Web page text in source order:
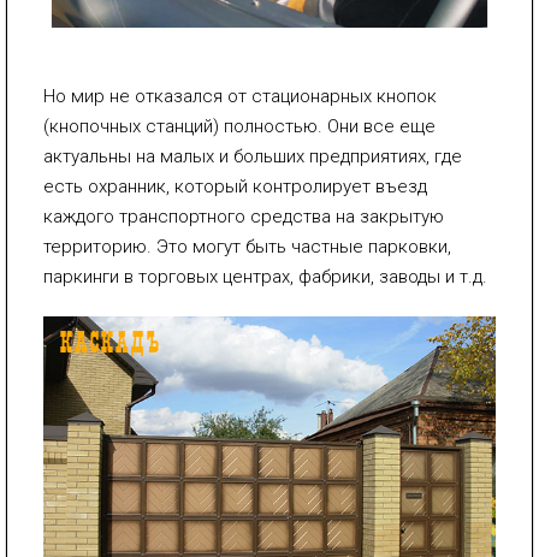
Но мир не отказался от стационарных кнопок
(кнопочных станций) полностью. Они все еще
актуальны на малых и больших предприятиях, где
есть охранник, который контролирует въезд
каждого транспортного средства на закрытую
территорию. Это могут быть частные парковки,
паркинги в торговых центрах, фабрики, заводы и т.д.